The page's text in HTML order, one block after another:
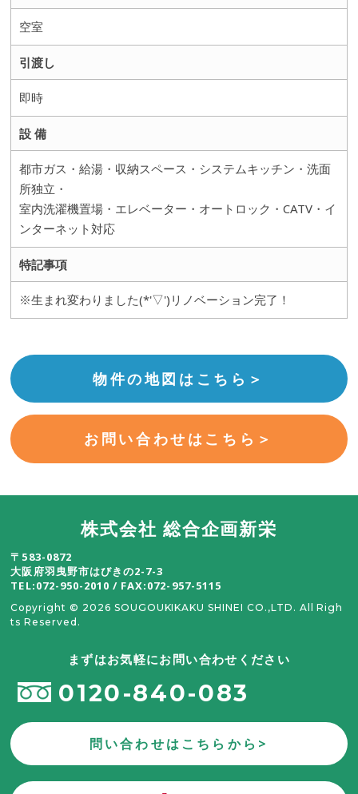
空室
引渡し
即時
設 備
都市ガス・給湯・収納スペース・システムキッチン・洗面
所独立・
室内洗濯機置場・エレベーター・オートロック・CATV・イ
ンターネット対応
特記事項
※生まれ変わりました(*'▽')リノベーション完了！
物件の地図はこちら＞
お問い合わせはこちら＞
株式会社 総合企画新栄
〒583-0872
大阪府羽曳野市はびきの2-7-3
TEL:072-950-2010 / FAX:072-957-5115
Copyright © 2026 SOUGOUKIKAKU SHINEI CO.,LTD. All Righ
ts Reserved.
まずはお気軽にお問い合わせください
0120-840-083
問い合わせはこちらから>